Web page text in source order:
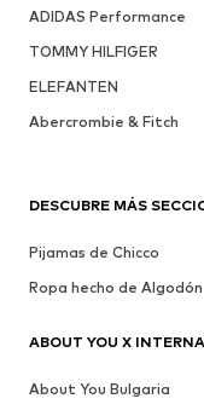
ADIDAS Performance
TOMMY HILFIGER
ELEFANTEN
Abercrombie & Fitch
DESCUBRE MÁS
Pijamas de Chicco
Ropa hecho de Algodón
ABOUT YOU X
About You Bulgaria